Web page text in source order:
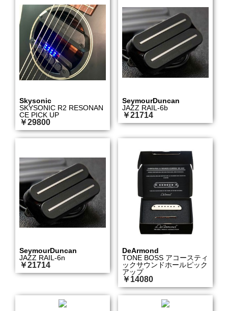
Skysonic
SKYSONIC R2 RESONAN
CE PICK UP
￥29800
SeymourDuncan
JAZZ RAIL-6b
￥21714
SeymourDuncan
JAZZ RAIL-6n
￥21714
DeArmond
TONE BOSS アコースティ
ックサウンドホールピック
アップ
￥14080